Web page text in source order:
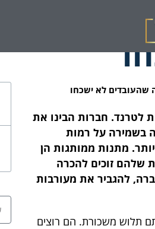
שהעובדים לא ישכחו
לטרנד. חברות הבינו את
בשמירה על רמות
מתנות ממותגות הן
שלהם זוכים להכרה
להגביר את מעורבות
תלוש משכורת. הם רוצים